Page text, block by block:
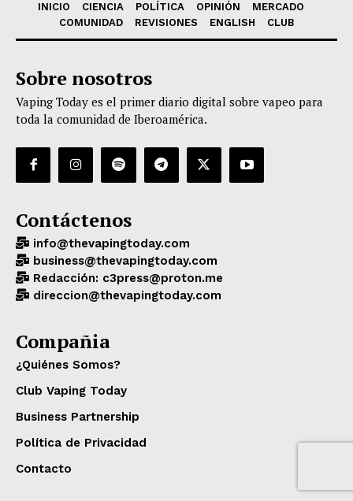
INICIO CIENCIA POLÍTICA OPINIÓN
MERCADO
COMUNIDAD
REVISIONES ENGLISH CLUB
Sobre nosotros
Vaping Today es el primer diario digital sobre vapeo para
toda la comunidad de Iberoamérica.
Contáctenos
info@thevapingtoday.com
business@thevapingtoday.com
Redacción: c3press@proton.me
direccion@thevapingtoday.com
Compañia
¿Quiénes Somos?
Club Vaping Today
Business Partnership
Política de Privacidad
Contacto